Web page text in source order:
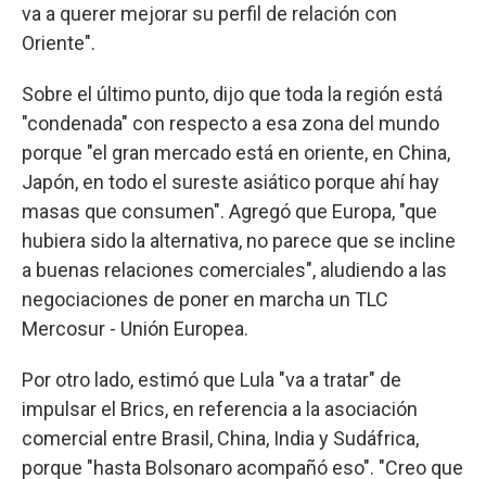
va a querer mejorar su perfil de relación con
Oriente".
Sobre el último punto, dijo que toda la región está
"condenada" con respecto a esa zona del mundo
porque "el gran mercado está en oriente, en China,
Japón, en todo el sureste asiático porque ahí hay
masas que consumen". Agregó que Europa, "que
hubiera sido la alternativa, no parece que se incline
a buenas relaciones comerciales", aludiendo a las
negociaciones de poner en marcha un TLC
Mercosur - Unión Europea.
Por otro lado, estimó que Lula "va a tratar" de
impulsar el Brics, en referencia a la asociación
comercial entre Brasil, China, India y Sudáfrica,
porque "hasta Bolsonaro acompañó eso". "Creo que